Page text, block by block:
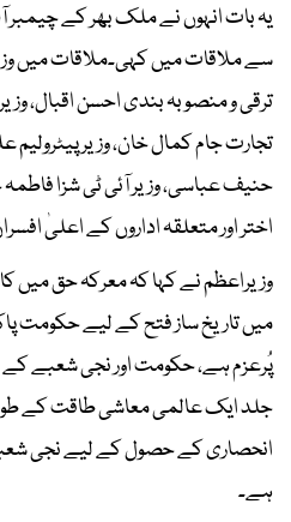
یہ بات انہوں نے ملک بھر کے
سے ملاقات میں کہی۔ملاقات میں
ترقی و منصوبہ بندی احسن اقبال،
تجارت جام کمال خان، وزیر پیٹرولیم
حنیف عباسی، وزیر آئی ٹی شزا
اختر اور متعلقہ اداروں کے اعلیٰ
وزیراعظم نے کہا کہ معرکہ حق میں
میں تاریخ ساز فتح کے لیے حکومت
پُرعزم ہے، حکومت اور نجی شعبے کے
جلد ایک عالمی معاشی طاقت کے
انحصاری کے حصول کے لیے نجی
ہے۔